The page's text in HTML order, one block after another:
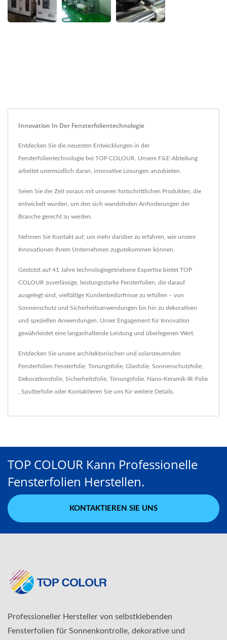
Innovation In Der Fensterfolientechnologie
Entdecken Sie die neuesten Entwicklungen in der
Fensterfolientechnologie bei TOP COLOUR. Unsere F&E-Abteilung
arbeitet unermüdlich daran, innovative Lösungen anzubieten.
Seien Sie der Zeit voraus mit unseren fortschrittlichen Produkten, die
entwickelt wurden, um den sich wandelnden Anforderungen der
Branche gerecht zu werden.
Nehmen Sie Kontakt auf, um mehr darüber zu erfahren, wie unsere
Innovationen Ihrem Unternehmen zugutekommen können.
Gestützt auf 41 Jahre technologiegetriebene Expertise bietet TOP
COLOUR zuverlässige, leistungsstarke Fensterfolien, die darauf
ausgelegt sind, vielfältige Kundenbedürfnisse zu erfüllen – von
Sonnenschutz und Sicherheitsanwendungen bis hin zu dekorativen
und speziellen Anwendungen. Unser Engagement für Innovation
gewährleistet eine langanhaltende Leistung und überlegenen Wert.
Entdecken Sie unsere architektonischen und solarsteuernden
Fensterfolien Fensterfolie Tönungsfolie Glasfolie Sonnenschutzfolie
Dekorationsfolie Sicherheitsfolie Tönungsfolie Nano-Keramik-IR-Folie
Sputterfolie oder Kontaktieren Sie uns für weitere Details.
TOP COLOUR Kann Professionelle
Fensterfolien Herstellen.
KONTAKTIEREN SIE UNS
Professioneller Hersteller von selbstklebenden
Fensterfolien für Sonnenkontrolle, dekorative und